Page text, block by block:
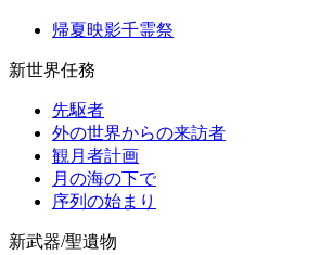
帰夏映影千霊祭
新世界任務
先駆者
外の世界からの来訪者
観月者計画
月の海の下で
序列の始まり
新武器/聖遺物